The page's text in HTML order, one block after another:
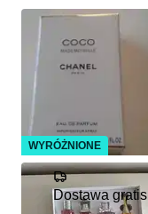
Dostawa gratis
WYRÓŻNIONE